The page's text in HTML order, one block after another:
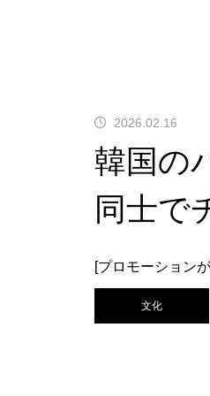
2026.02.16
韓国の
同士で
[プロモーション
文化